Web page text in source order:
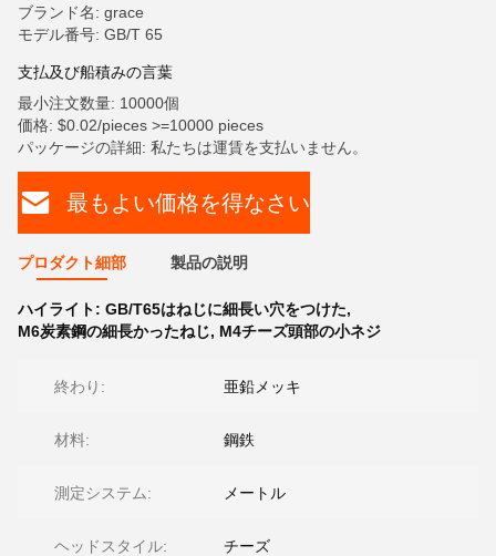
ブランド名: grace
モデル番号: GB/T 65
支払及び船積みの言葉
最小注文数量: 10000個
価格: $0.02/pieces >=10000 pieces
パッケージの詳細: 私たちは運賃を支払いません。
最もよい価格を得なさい
プロダクト細部 製品の説明
ハイライト: GB/T65はねじに細長い穴をつけた,
M6炭素鋼の細長かったねじ, M4チーズ頭部の小ネジ
終わり: 亜鉛メッキ
材料: 鋼鉄
測定システム: メートル
ヘッドスタイル: チーズ